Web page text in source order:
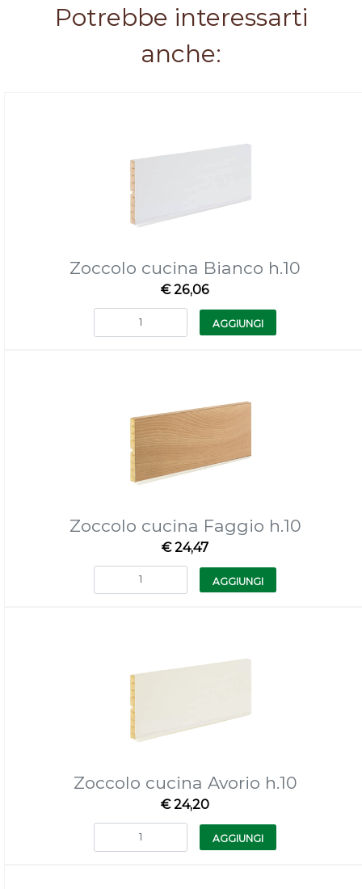
Potrebbe interessarti
anche:
Zoccolo cucina Bianco h.10
€ 26,06
Quantità
AGGIUNGI
Zoccolo cucina Faggio h.10
€ 24,47
Quantità
AGGIUNGI
Zoccolo cucina Avorio h.10
€ 24,20
Quantità
AGGIUNGI